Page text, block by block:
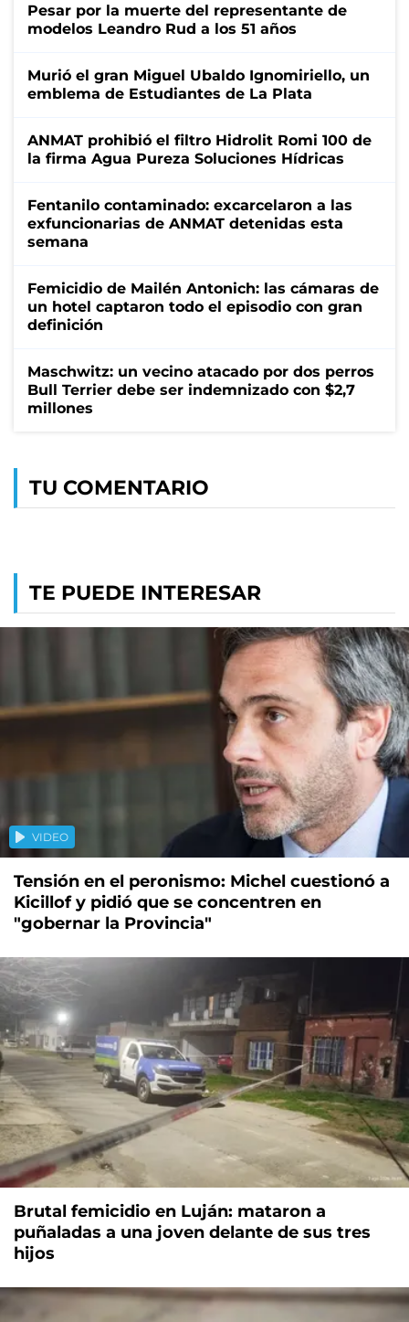
Pesar por la muerte del representante de
modelos Leandro Rud a los 51 años
Murió el gran Miguel Ubaldo Ignomiriello, un
emblema de Estudiantes de La Plata
ANMAT prohibió el filtro Hidrolit Romi 100 de
la firma Agua Pureza Soluciones Hídricas
Fentanilo contaminado: excarcelaron a las
exfuncionarias de ANMAT detenidas esta
semana
Femicidio de Mailén Antonich: las cámaras de
un hotel captaron todo el episodio con gran
definición
Maschwitz: un vecino atacado por dos perros
Bull Terrier debe ser indemnizado con $2,7
millones
TU COMENTARIO
TE PUEDE INTERESAR
VIDEO
Tensión en el peronismo: Michel cuestionó a
Kicillof y pidió que se concentren en
"gobernar la Provincia"
Brutal femicidio en Luján: mataron a
puñaladas a una joven delante de sus tres
hijos